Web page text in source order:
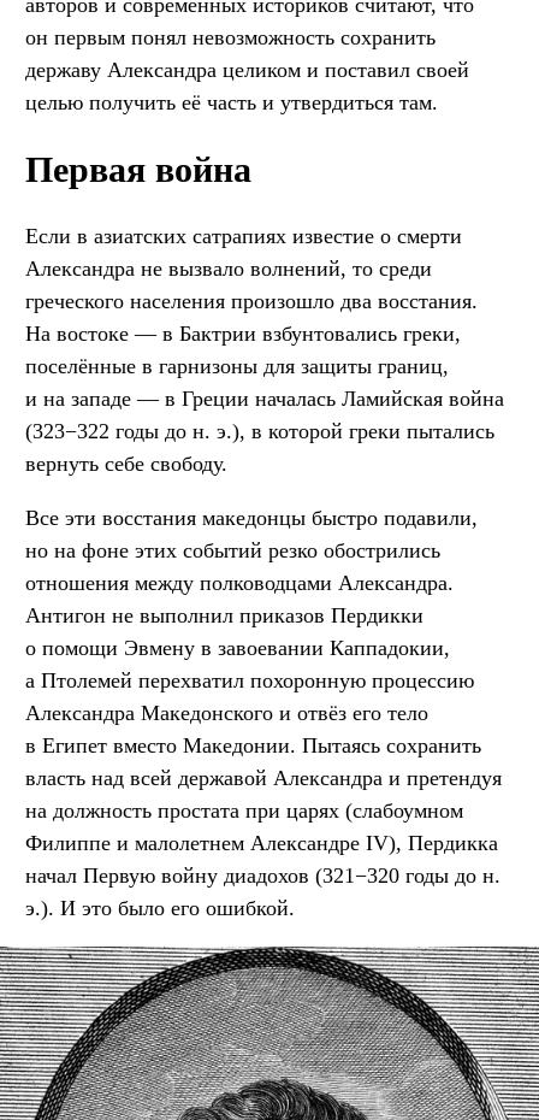
авторов и современных историков считают, что
он первым понял невозможность сохранить
державу Александра целиком и поставил своей
целью получить её часть и утвердиться там.
Первая война
Если в азиатских сатрапиях известие о смерти
Александра не вызвало волнений, то среди
греческого населения произошло два восстания.
На востоке — в Бактрии взбунтовались греки,
поселённые в гарнизоны для защиты границ,
и на западе — в Греции началась Ламийская война
(323−322 годы до н. э.), в которой греки пытались
вернуть себе свободу.
Все эти восстания македонцы быстро подавили,
но на фоне этих событий резко обострились
отношения между полководцами Александра.
Антигон не выполнил приказов Пердикки
о помощи Эвмену в завоевании Каппадокии,
а Птолемей перехватил похоронную процессию
Александра Македонского и отвёз его тело
в Египет вместо Македонии. Пытаясь сохранить
власть над всей державой Александра и претендуя
на должность простата при царях (слабоумном
Филиппе и малолетнем Александре IV), Пердикка
начал Первую войну диадохов (321−320 годы до н.
э.). И это было его ошибкой.